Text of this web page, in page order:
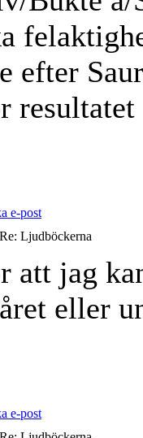
efter
Re: Ljudböckerna
att jag
eller